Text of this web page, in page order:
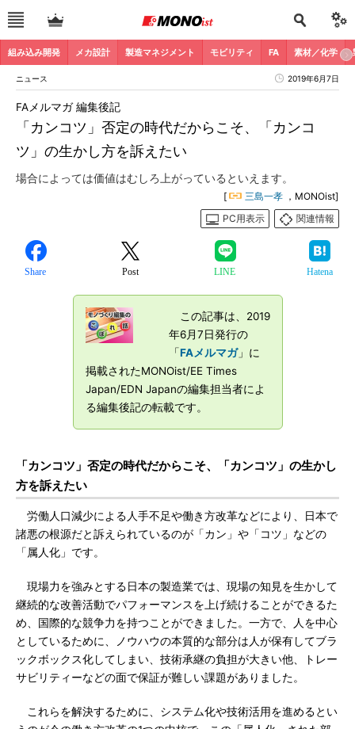
組み込み開発 メカ設計 製造マネジメント モビリティ FA 素材／化学
ニュース 2019年6月7日
「カンコツ」否定の時代だからこそ、「カンコ
ツ」の生かし方を訴えたい
FAメルマガ 編集後記
場合によっては価値はむしろ上がっているといえます。
[ 三島一孝 ，MONOist]
PC用表示
関連情報
Share Post LINE Hatena
この記事は、2019
年6月7日発行の
「FAメルマガ」に
掲載されたMONOist/EE Times
Japan/EDN Japanの編集担当者によ
る編集後記の転載です。
「カンコツ」否定の時代だからこそ、「カンコツ」の生かし
方を訴えたい
労働人口減少による人手不足や働き方改革などにより、日本で
諸悪の根源だと訴えられているのが「カン」や「コツ」などの
「属人化」です。
現場力を強みとする日本の製造業では、現場の知見を生かして
継続的な改善活動でパフォーマンスを上げ続けることができるた
め、国際的な競争力を持つことができました。一方で、人を中心
としているために、ノウハウの本質的な部分は人が保有してブラ
ックボックス化してしまい、技術承継の負担が大きい他、トレー
サビリティーなどの面で保証が難しい課題がありました。
これらを解決するために、システム化や技術活用を進めるとい